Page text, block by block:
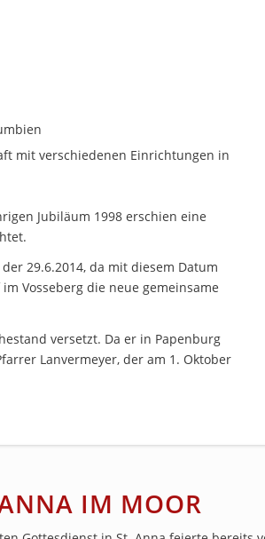
mit verschiedenen Einrichtungen in
Jubiläum 1998 erschien eine
29.6.2014, da mit diesem Datum
Vosseberg die neue gemeinsame
versetzt. Da er in Papenburg
Lanvermeyer, der am 1. Oktober
IM MOOR